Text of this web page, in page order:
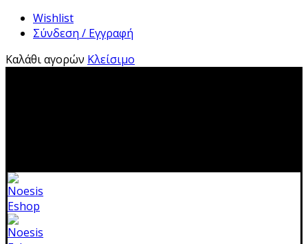
Wishlist
Σύνδεση / Εγγραφή
Καλάθι αγορών Κλείσιμο